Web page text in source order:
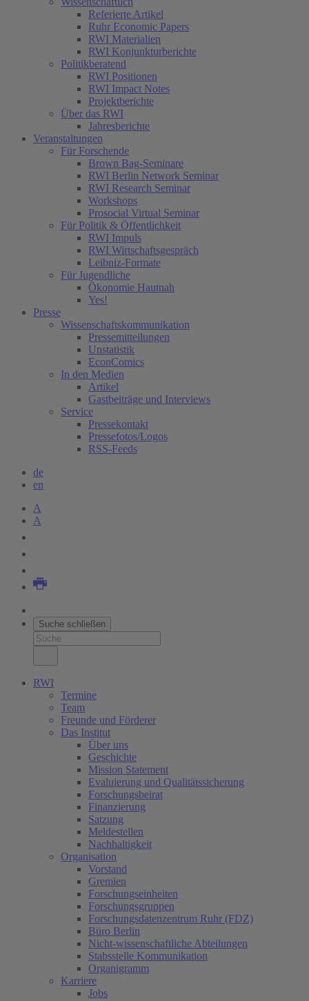
Referierte Artikel
Ruhr Economic Papers
RWI Materialien
RWI Konjunkturberichte
Politikberatend
RWI Positionen
RWI Impact Notes
Projektberichte
Über das RWI
Jahresberichte
Veranstaltungen
Für Forschende
Brown Bag-Seminare
RWI Berlin Network Seminar
RWI Research Seminar
Workshops
Prosocial Virtual Seminar
Für Politik & Öffentlichkeit
RWI Impuls
RWI Wirtschaftsgespräch
Leibniz-Formate
Für Jugendliche
Ökonomie Hautnah
Yes!
Presse
Wissenschaftskommunikation
Pressemitteilungen
Unstatistik
EconComics
In den Medien
Artikel
Gastbeiträge und Interviews
Service
Pressekontakt
Pressefotos/Logos
RSS-Feeds
de
en
A
A
Suche schließen
RWI
Termine
Team
Freunde und Förderer
Das Institut
Über uns
Geschichte
Mission Statement
Evaluierung und Qualitätssicherung
Forschungsbeirat
Finanzierung
Satzung
Meldestellen
Nachhaltigkeit
Organisation
Vorstand
Gremien
Forschungseinheiten
Forschungsgruppen
Forschungsdatenzentrum Ruhr (FDZ)
Büro Berlin
Nicht-wissenschaftliche Abteilungen
Stabsstelle Kommunikation
Organigramm
Karriere
Jobs